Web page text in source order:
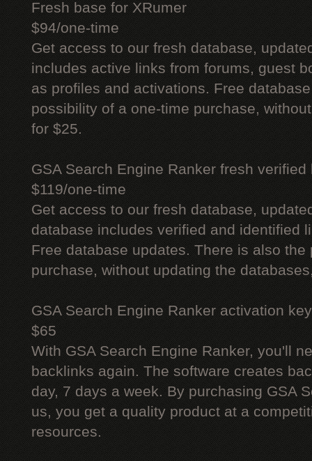
Fresh base for XRumer
$94/one-time
Get access to our fresh database,
includes active links from forums, guest
as profiles and activations. Free
possibility of a one-time purchase,
for $25.
GSA Search Engine Ranker fresh verified
$119/one-time
Get access to our fresh database,
database includes verified and identified
Free database updates. There is also
purchase, without updating the
GSA Search Engine Ranker activation key
$65
With GSA Search Engine Ranker, you'll
backlinks again. The software creates
day, 7 days a week. By purchasing GSA
us, you get a quality product at a
resources.